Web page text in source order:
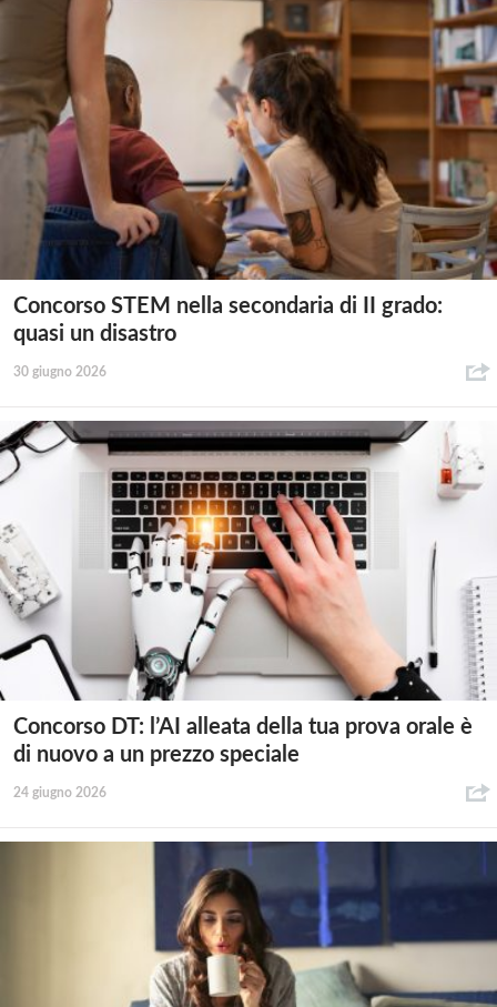
Concorso STEM nella secondaria di II grado:
quasi un disastro
30 giugno 2026
Concorso DT: l’AI alleata della tua prova orale è
di nuovo a un prezzo speciale
24 giugno 2026